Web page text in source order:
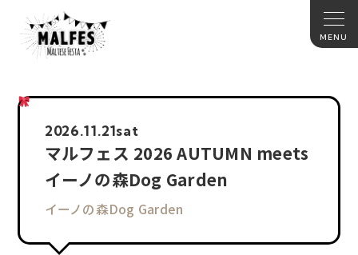
2026.11.21sat
マルフェス 2026 AUTUMN meets
イーノの森Dog Garden
イーノの森Dog Garden